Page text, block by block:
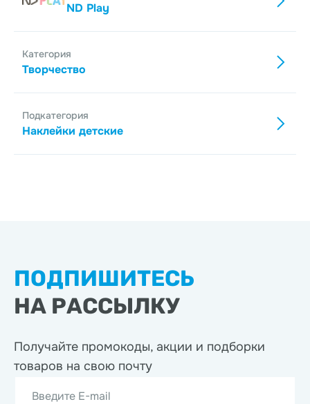
ND Play
Категория
Творчество
Подкатегория
Наклейки детские
ПОДПИШИТЕСЬ
НА РАССЫЛКУ
Получайте промокоды, акции и подборки
товаров на свою почту
Введите E-mail